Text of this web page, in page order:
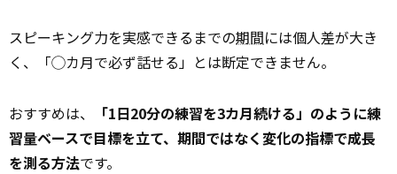
スピーキング力を実感できるまでの期間には個人差が大き
く、「◯カ月で必ず話せる」とは断定できません。
おすすめは、
「1日20分の練習を3カ月続ける」のように練
習量ベースで目標を立て、期間ではなく変化の指標で成長
を測る方法です。